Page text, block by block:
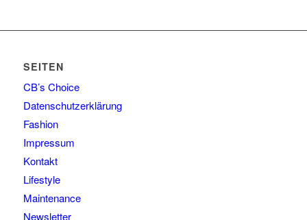
SEITEN
CB’s Choice
Datenschutzerklärung
Fashion
Impressum
Kontakt
Lifestyle
Maintenance
Newsletter